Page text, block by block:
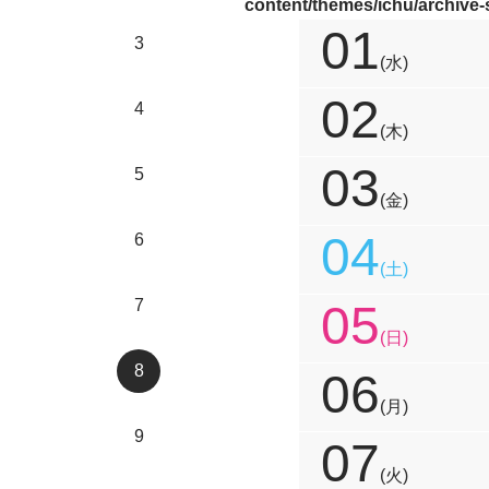
3
4
5
6
7
8
9
content/themes/ichu/
01(水)
02(木)
03(金)
04(土)
05(日)
06(月)
07(火)